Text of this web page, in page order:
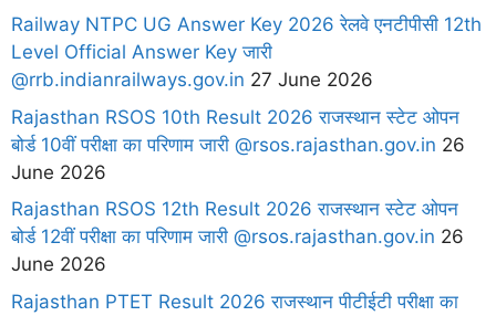
Railway NTPC UG Answer Key 2026 रेलवे एनटीपीसी 12th
Level Official Answer Key जारी
@rrb.indianrailways.gov.in 27 June 2026
Rajasthan RSOS 10th Result 2026 राजस्थान स्टेट ओपन
बोर्ड 10वीं परीक्षा का परिणाम जारी @rsos.rajasthan.gov.in 26
June 2026
Rajasthan RSOS 12th Result 2026 राजस्थान स्टेट ओपन
बोर्ड 12वीं परीक्षा का परिणाम जारी @rsos.rajasthan.gov.in 26
June 2026
Rajasthan PTET Result 2026 राजस्थान पीटीईटी परीक्षा का